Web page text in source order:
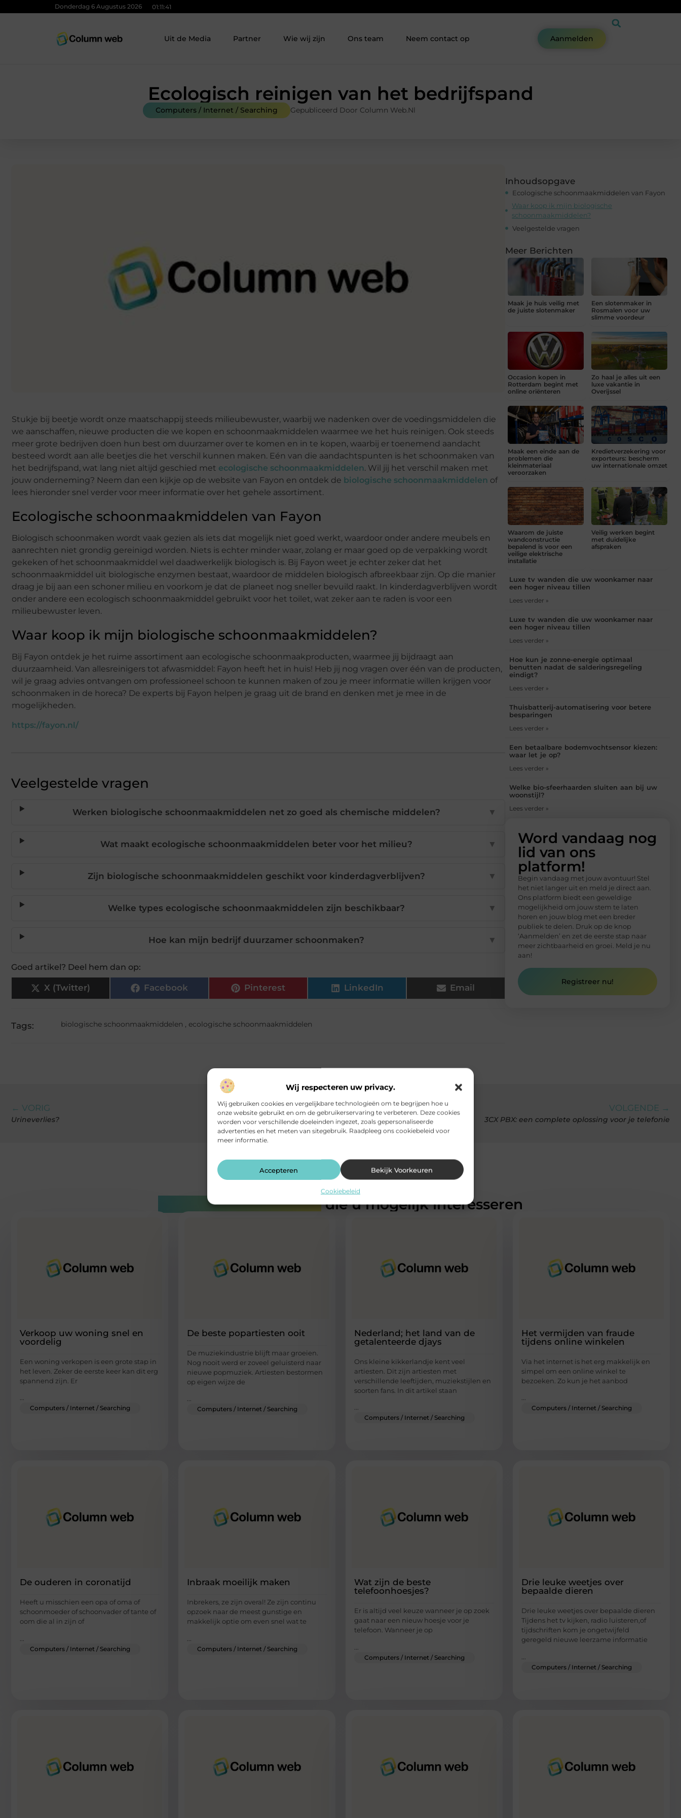
Wij respecteren uw privacy.
Wij gebruiken cookies en vergelijkbare technologieën om te begrijpen hoe u
onze website gebruikt en om de gebruikerservaring te verbeteren. Deze cookies
worden voor verschillende doeleinden ingezet, zoals gepersonaliseerde
advertenties en het meten van sitegebruik. Raadpleeg ons cookiebeleid voor
meer informatie.
Accepteren Bekijk Voorkeuren
Cookiebeleid
Donderdag 6 Augustus 2026 01:11:42
Uit de Media Partner Wie wij zijn Ons team Neem contact op Aanmelden
Ecologisch reinigen van het bedrijfspand
Computers / Internet / Searching Gepubliceerd Door Column Web.nl
Stukje bij beetje wordt onze maatschappij steeds milieubewuster, waarbij we nadenken over de voedingsmiddelen die
we aanschaffen, nieuwe producten die we kopen en schoonmaakmiddelen waarmee we het huis reinigen. Ook steeds
meer grote bedrijven doen hun best om duurzamer over te komen en in te kopen, waarbij er toenemend aandacht
besteed wordt aan alle beetjes die het verschil kunnen maken. Eén van die aandachtspunten is het schoonmaken van
het bedrijfspand, wat lang niet altijd geschied met ecologische schoonmaakmiddelen. Wil jij het verschil maken met
jouw onderneming? Neem dan een kijkje op de website van Fayon en ontdek de biologische schoonmaakmiddelen of
lees hieronder snel verder voor meer informatie over het gehele assortiment.
Ecologische schoonmaakmiddelen van Fayon
Biologisch schoonmaken wordt vaak gezien als iets dat mogelijk niet goed werkt, waardoor onder andere meubels en
aanrechten niet grondig gereinigd worden. Niets is echter minder waar, zolang er maar goed op de verpakking wordt
gekeken of het schoonmaakmiddel wel daadwerkelijk biologisch is. Bij Fayon weet je echter zeker dat het
schoonmaakmiddel uit biologische enzymen bestaat, waardoor de middelen biologisch afbreekbaar zijn. Op die manier
draag je bij aan een schoner milieu en voorkom je dat de planeet nog sneller bevuild raakt. In kinderdagverblijven wordt
onder andere een ecologisch schoonmaakmiddel gebruikt voor het toilet, wat zeker aan te raden is voor een
milieubewuster leven.
Waar koop ik mijn biologische schoonmaakmiddelen?
Bij Fayon ontdek je het ruime assortiment aan ecologische schoonmaakproducten, waarmee jij bijdraagt aan
duurzaamheid. Van allesreinigers tot afwasmiddel: Fayon heeft het in huis! Heb jij nog vragen over één van de producten,
wil je graag advies ontvangen om professioneel schoon te kunnen maken of zou je meer informatie willen krijgen voor
schoonmaken in de horeca? De experts bij Fayon helpen je graag uit de brand en denken met je mee in de
mogelijkheden.
https://fayon.nl/
Veelgestelde vragen
Werken biologische schoonmaakmiddelen net zo goed als chemische middelen? ▼
Wat maakt ecologische schoonmaakmiddelen beter voor het milieu? ▼
Zijn biologische schoonmaakmiddelen geschikt voor kinderdagverblijven? ▼
Welke types ecologische schoonmaakmiddelen zijn beschikbaar? ▼
Hoe kan mijn bedrijf duurzamer schoonmaken? ▼
Goed artikel? Deel hem dan op:
X (Twitter) Facebook Pinterest LinkedIn Email
Tags: biologische schoonmaakmiddelen , ecologische schoonmaakmiddelen
Inhoudsopgave
Ecologische schoonmaakmiddelen van Fayon
Waar koop ik mijn biologische
schoonmaakmiddelen?
Veelgestelde vragen
Meer Berichten
Maak je huis veilig met
de juiste slotenmaker
Een slotenmaker in
Rosmalen voor uw
slimme voordeur
Occasion kopen in
Rotterdam begint met
online oriënteren
Zo haal je alles uit een
luxe vakantie in
Overijssel
Maak een einde aan de
problemen die
kleinmateriaal
veroorzaken
Kredietverzekering voor
exporteurs: bescherm
uw internationale omzet
Waarom de juiste
wandconstructie
bepalend is voor een
veilige elektrische
installatie
Veilig werken begint
met duidelijke
afspraken
Luxe tv wanden die uw woonkamer naar
een hoger niveau tillen
Lees verder »
Luxe tv wanden die uw woonkamer naar
een hoger niveau tillen
Lees verder »
Hoe kun je zonne-energie optimaal
benutten nadat de salderingsregeling
eindigt?
Lees verder »
Thuisbatterij-automatisering voor betere
besparingen
Lees verder »
Een betaalbare bodemvochtsensor kiezen:
waar let je op?
Lees verder »
Welke bio-sfeerhaarden sluiten aan bij uw
woonstijl?
Lees verder »
Word vandaag nog
lid van ons
platform!
Begin vandaag met jouw avontuur! Stel
het niet langer uit en meld je direct aan.
Ons platform biedt een geweldige
mogelijkheid om jouw stem te laten
horen en jouw blog met een breder
publiek te delen. Druk op de knop
‘Aanmelden’ en zet de eerste stap naar
meer zichtbaarheid en groei. Meld je nu
aan!
Registreer nu!
← VORIG
Urineverlies?
VOLGENDE →
3CX PBX: een complete oplossing voor je telefonie
Gerelateerde artikelendie u mogelijk interesseren
Verkoop uw woning snel en
voordelig
Een woning verkopen is een grote stap in
het leven. Zeker de eerste keer kan dit erg
spannend zijn. Er
...
Computers / Internet / Searching
De beste popartiesten ooit
De muziekindustrie blijft maar groeien.
Nog nooit werd er zoveel geluisterd naar
nieuwe popmuziek. Artiesten bestormen
op eigen wijze de
...
Computers / Internet / Searching
Nederland; het land van de
getalenteerde djays
Ons kleine kikkerlandje kent veel
artiesten. Dit zijn artiesten met
verschillende leeftijden, muziekstijlen en
soorten fans. In dit artikel staan
...
Computers / Internet / Searching
Het vermijden van fraude
tijdens online winkelen
Via het internet is het erg makkelijk en
simpel om een online winkel te
bezoeken. Zo kun je het aanbod
...
Computers / Internet / Searching
De ouderen in coronatijd
Heeft u misschien een opa of oma of
schoonmoeder of schoonvader of tante of
oom die al in zijn of
Computers / Internet / Searching
Inbraak moeilijk maken
Inbrekers, ze zijn overal! Ze zijn continu
opzoek naar de meest gunstige en
makkelijk optie om even snel wat te
Computers / Internet / Searching
Wat zijn de beste
telefoonhoesjes?
Er is altijd veel keuze wanneer je op zoek
gaat naar een nieuw hoesje voor je
telefoon. Wanneer je op
Computers / Internet / Searching
Drie leuke weetjes over
bepaalde dieren
Drie leuke weetjes over bepaalde dieren
Tijdens het tv kijken, radio luisteren,of
tijdschriften kom je ongetwijfeld
geregeld nieuwe leerzame informatie
Computers / Internet / Searching